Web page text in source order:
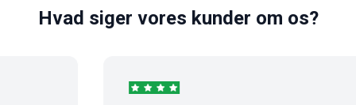
Hvad siger vores kunder om os?